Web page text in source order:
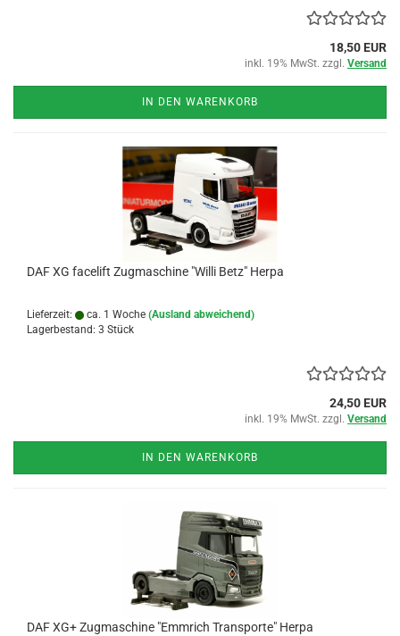
18,50 EUR
inkl. 19% MwSt. zzgl. Versand
IN DEN WARENKORB
DAF XG facelift Zugmaschine "Willi Betz" Herpa
Lieferzeit: ca. 1 Woche (Ausland abweichend)
Lagerbestand: 3 Stück
24,50 EUR
inkl. 19% MwSt. zzgl. Versand
IN DEN WARENKORB
DAF XG+ Zugmaschine "Emmrich Transporte" Herpa